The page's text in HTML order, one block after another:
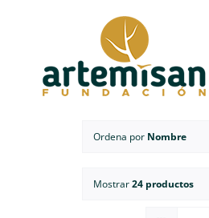
Ordena por Nombre
Mostrar24 productos